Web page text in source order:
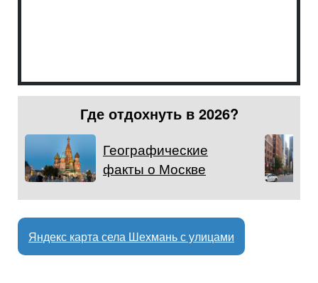
Где отдохнуть в 2026?
Географические
факты о Москве
Яндекс карта села Шехмань с улицами